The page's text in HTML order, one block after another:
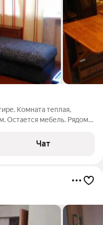
Комната теплая,
Остается мебель. Рядом
остановки
Чат